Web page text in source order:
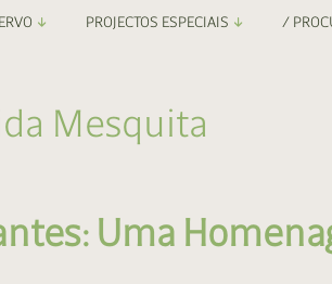
Comicarte
Digital
PROJECTOS ESPECIAIS
Recortes
/
Mesquita
Uma